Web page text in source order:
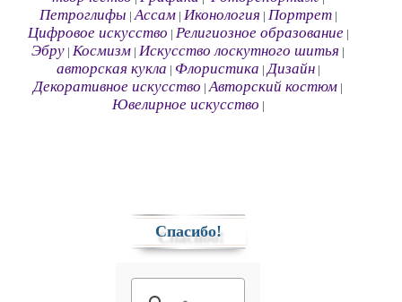
Петроглифы |Ассам| Иконология Портрет|
Цифровое искусство Религиозное образование|
Эбру |Космизм |Искусство лоскутного шитья
авторская кукла Флористика |Дизайн|
Декоративное искусство |Авторский костюм
Ювелирное искусство
Спасибо!